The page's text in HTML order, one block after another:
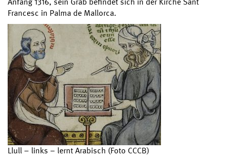
Francesc in Palma de Mallorca.
Llull – links – lernt Arabisch (Foto CCCB)